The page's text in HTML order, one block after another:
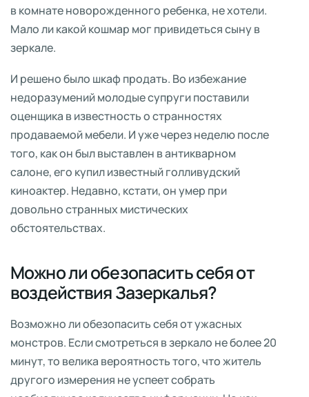
в комнате новорожденного ребенка, не хотели.
Мало ли какой кошмар мог привидеться сыну в
зеркале.
И решено было шкаф продать. Во избежание
недоразумений молодые супруги поставили
оценщика в известность о странностях
продаваемой мебели. И уже через неделю после
того, как он был выставлен в антикварном
салоне, его купил известный голливудский
киноактер. Недавно, кстати, он умер при
довольно странных мистических
обстоятельствах.
Можно ли обезопасить себя от
воздействия Зазеркалья?
Возможно ли обезопасить себя от ужасных
монстров. Если смотреться в зеркало не более 20
минут, то велика вероятность того, что житель
другого измерения не успеет собрать